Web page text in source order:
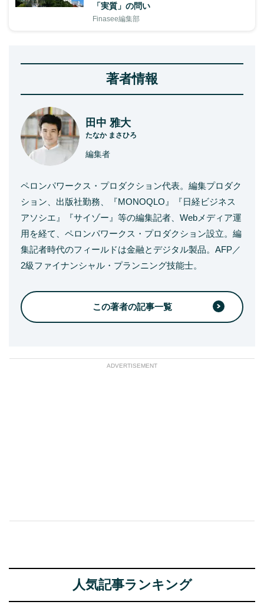
「実質」の問い
Finasee編集部
著者情報
田中 雅大
たなか まさひろ
編集者
ペロンパワークス・プロダクション代表。編集プロダク
ション、出版社勤務、『MONOQLO』『日経ビジネス
アソシエ』『サイゾー』等の編集記者、Webメディア運
用を経て、ペロンパワークス・プロダクション設立。編
集記者時代のフィールドは金融とデジタル製品。AFP／
2級ファイナンシャル・プランニング技能士。
この著者の記事一覧
ADVERTISEMENT
人気記事ランキング